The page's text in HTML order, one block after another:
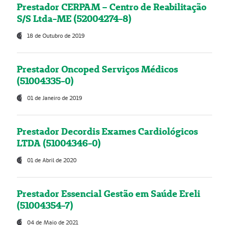
Prestador CERPAM – Centro de Reabilitação
S/S Ltda-ME (52004274-8)
18 de Outubro de 2019
Prestador Oncoped Serviços Médicos
(51004335-0)
01 de Janeiro de 2019
Prestador Decordis Exames Cardiológicos
LTDA (51004346-0)
01 de Abril de 2020
Prestador Essencial Gestão em Saúde Ereli
(51004354-7)
04 de Maio de 2021